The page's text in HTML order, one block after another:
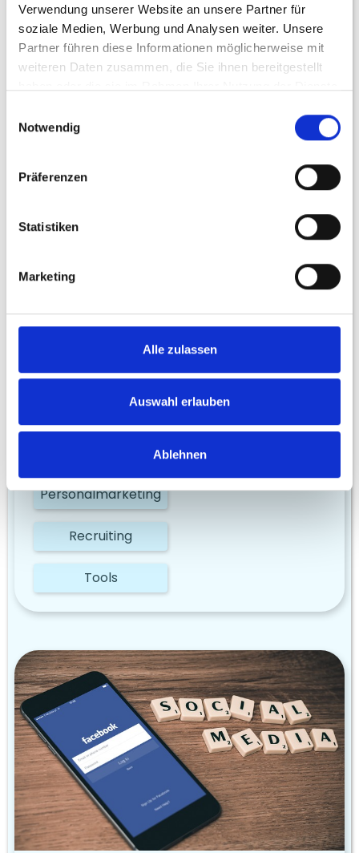
Verwendung unserer Website an unsere Partner für
soziale Medien, Werbung und Analysen weiter. Unsere
Partner führen diese Informationen möglicherweise mit
weiteren Daten zusammen, die Sie ihnen bereitgestellt
Notwendig
Präferenzen
Statistiken
Marketing
Alle zulassen
Auswahl erlauben
Ablehnen
Personalmarketing
2023: Herausforderungen und
Personalmarketing
Recruiting
Tools